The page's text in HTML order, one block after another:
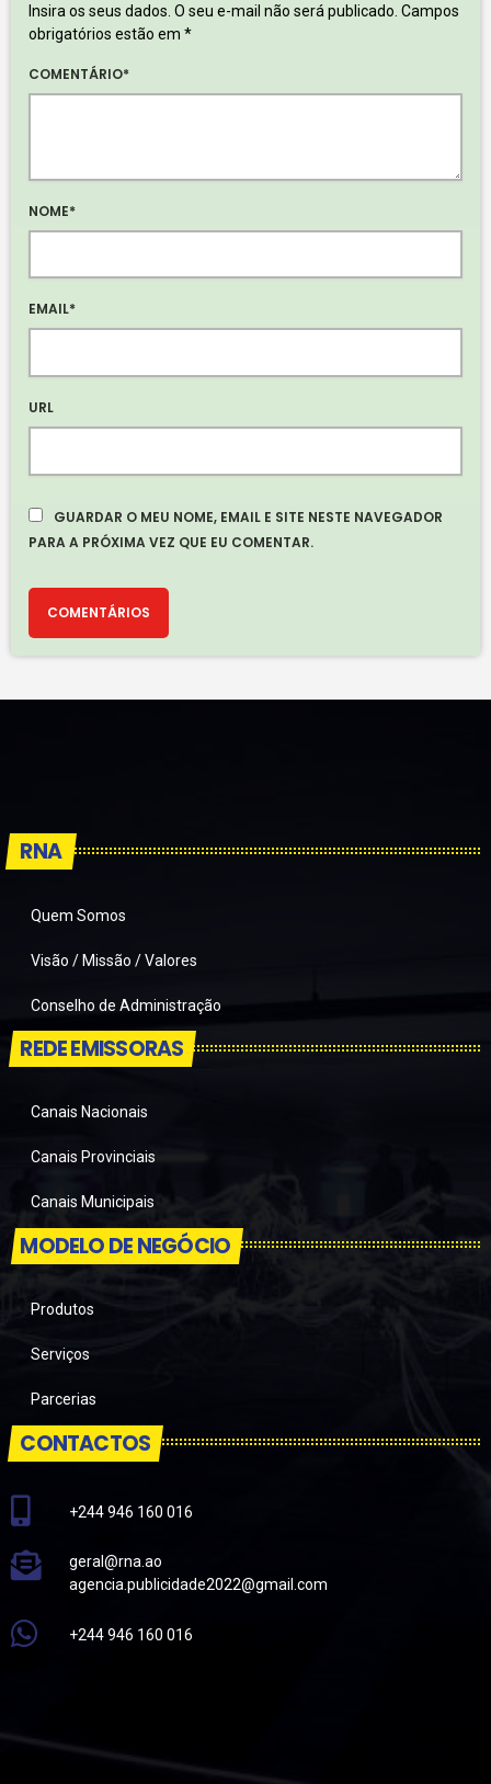
Insira os seus dados. O seu e-mail não será publicado. Campos
obrigatórios estão em *
COMENTÁRIO*
NOME*
EMAIL*
URL
GUARDAR O MEU NOME, EMAIL E SITE NESTE NAVEGADOR
PARA A PRÓXIMA VEZ QUE EU COMENTAR.
RNA
Quem Somos
Visão / Missão / Valores
Conselho de Administração
REDE EMISSORAS
Canais Nacionais
Canais Provinciais
Canais Municipais
MODELO DE NEGÓCIO
Produtos
Serviços
Parcerias
CONTACTOS
+244 946 160 016
geral@rna.ao
agencia.publicidade2022@gmail.com
+244 946 160 016